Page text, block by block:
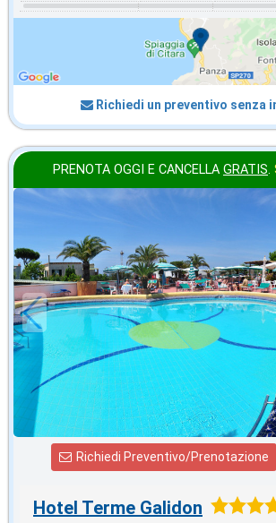
Richiedi un preventivo senza
PRENOTA OGGI E CANCELLA GRATIS.
in offerta da
€49,05
a notte
Richiedi Preventivo/Prenotazione
Hotel Terme Galidon